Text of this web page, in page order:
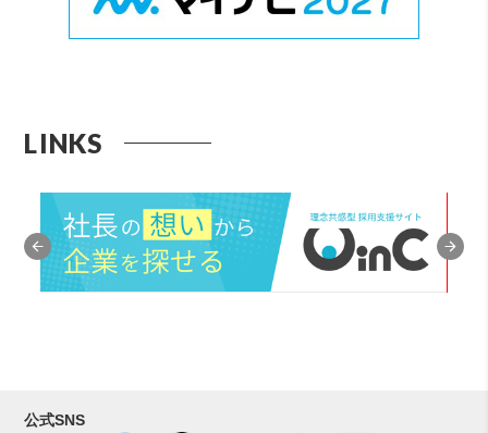
LINKS
公式SNS